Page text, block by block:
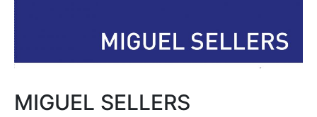
MIGUEL SELLERS